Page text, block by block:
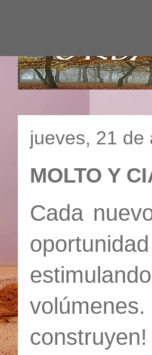
jueves, 21 de
MOLTO Y
Cada